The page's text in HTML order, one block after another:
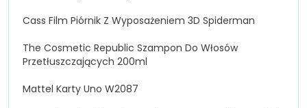
Cass Film Piórnik Z Wyposażeniem 3D Spiderman
The Cosmetic Republic Szampon Do Włosów
Przetłuszczających 200ml
Mattel Karty Uno W2087